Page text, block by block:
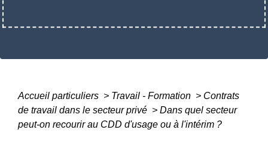
Accueil particuliers > Travail - Formation > Contrats
de travail dans le secteur privé > Dans quel secteur
peut-on recourir au CDD d'usage ou à l'intérim ?